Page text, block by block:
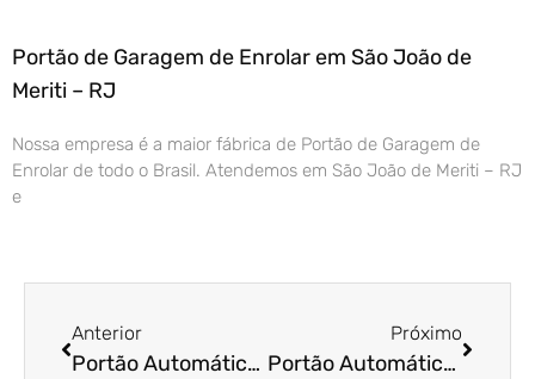
Portão de Garagem de Enrolar em São João de
Meriti – RJ
Nossa empresa é a maior fábrica de Portão de Garagem de
Enrolar de todo o Brasil. Atendemos em São João de Meriti – RJ
e
Anterior
Portão Automático de Enrolar em Catanduva – SP
Próximo
Portão Automático de Enrolar em Barretos – SP